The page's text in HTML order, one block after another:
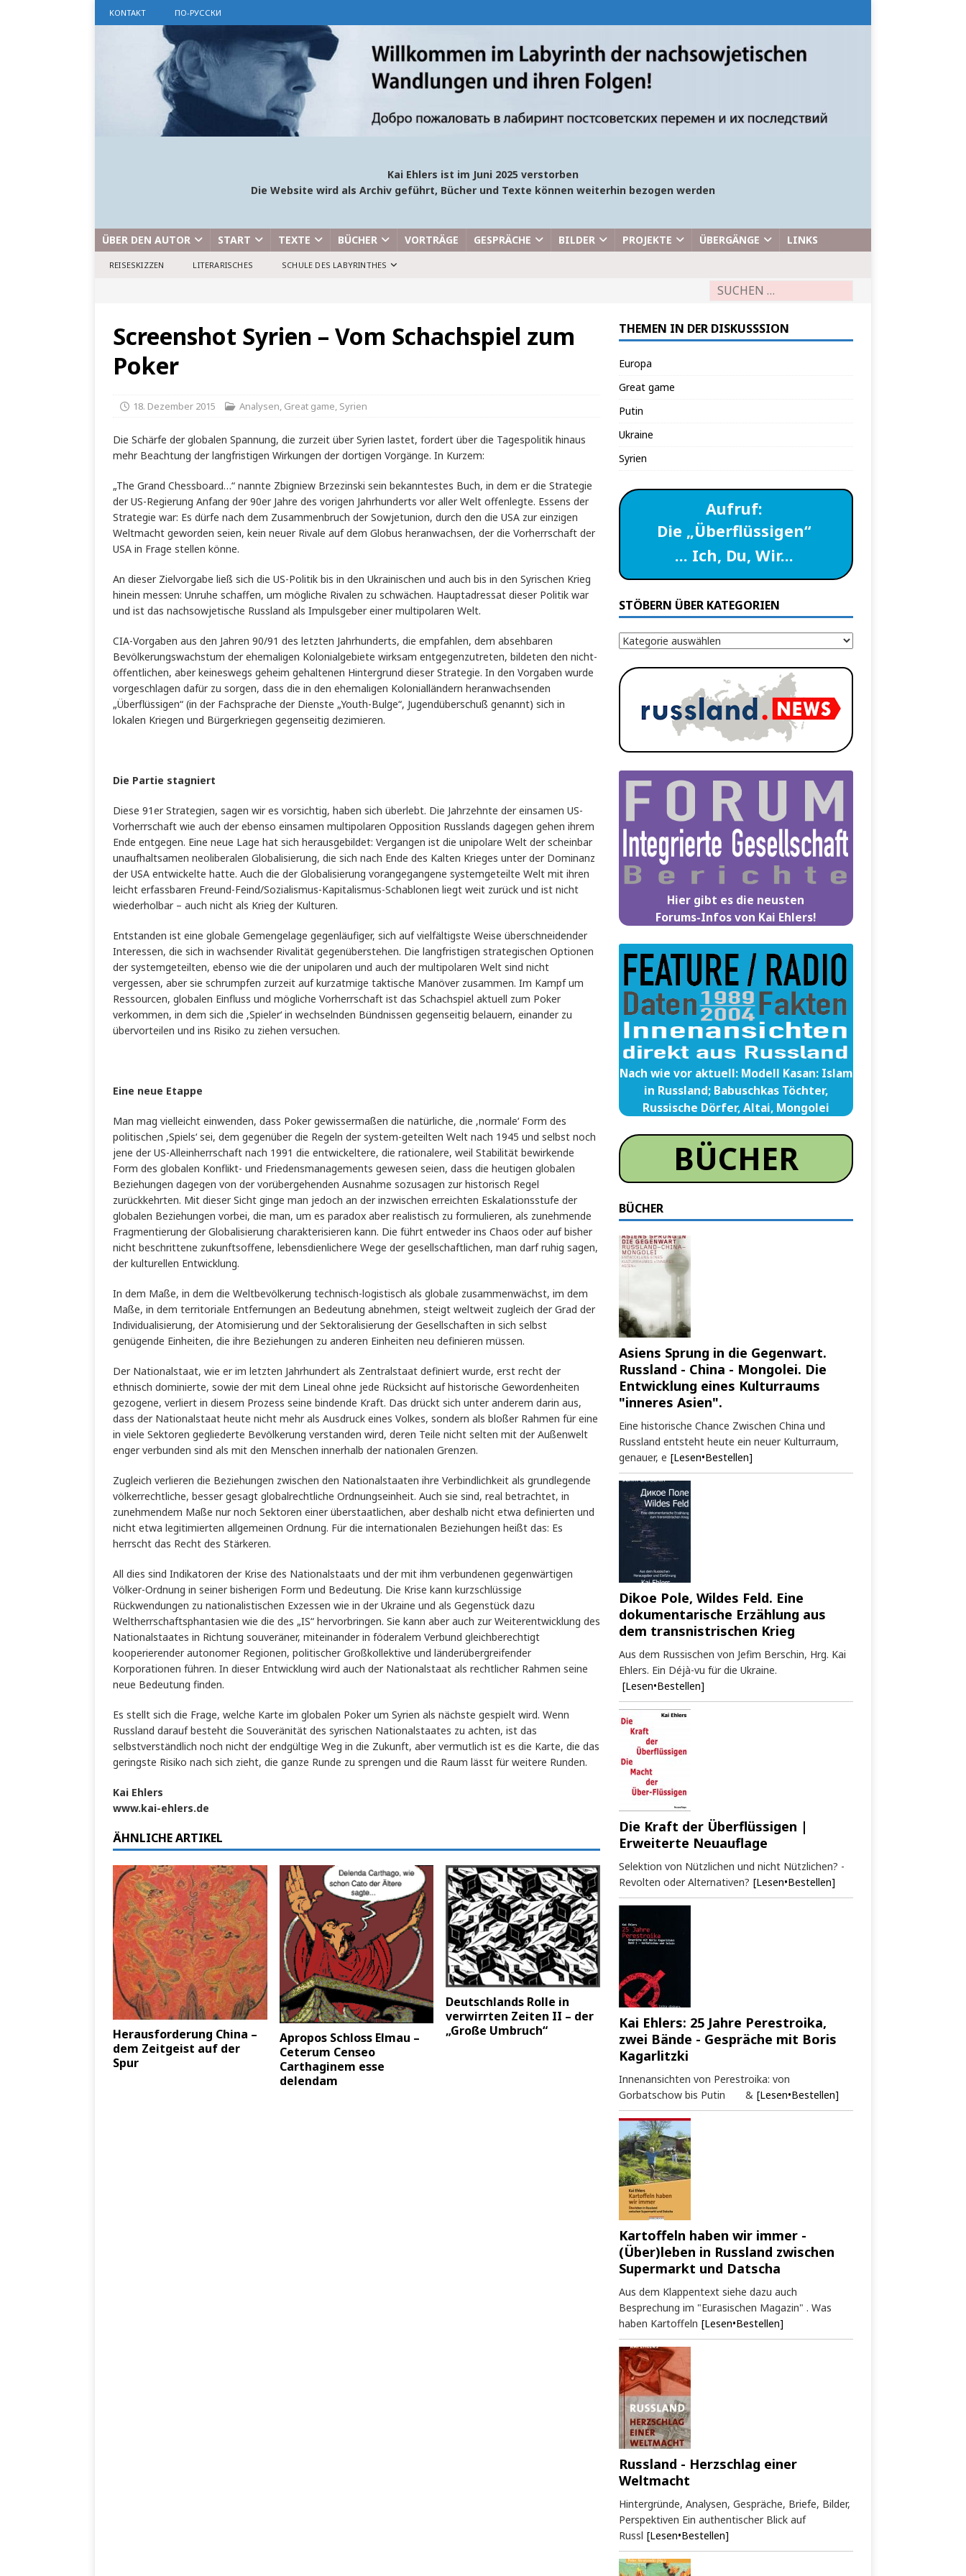
KONTAKT ПО-РУССКИ
Kai Ehlers ist im Juni 2025 verstorben
Die Website wird als Archiv geführt, Bücher und Texte können weiterhin bezogen werden
ÜBER DEN AUTOR START TEXTE BÜCHER VORTRÄGE GESPRÄCHE BILDER PROJEKTE ÜBERGÄNGE LINKS
REISESKIZZEN LITERARISCHES SCHULE DES LABYRINTHES
Screenshot Syrien – Vom Schachspiel zum
Poker
18. Dezember 2015 Analysen, Great game, Syrien
Die Schärfe der globalen Spannung, die zurzeit über Syrien lastet, fordert über die Tagespolitik hinaus
mehr Beachtung der langfristigen Wirkungen der dortigen Vorgänge. In Kurzem:
„The Grand Chessboard…“ nannte Zbigniew Brzezinski sein bekanntestes Buch, in dem er die Strategie
der US-Regierung Anfang der 90er Jahre des vorigen Jahrhunderts vor aller Welt offenlegte. Essens der
Strategie war: Es dürfe nach dem Zusammenbruch der Sowjetunion, durch den die USA zur einzigen
Weltmacht geworden seien, kein neuer Rivale auf dem Globus heranwachsen, der die Vorherrschaft der
USA in Frage stellen könne.
An dieser Zielvorgabe ließ sich die US-Politik bis in den Ukrainischen und auch bis in den Syrischen Krieg
hinein messen: Unruhe schaffen, um mögliche Rivalen zu schwächen. Hauptadressat dieser Politik war
und ist das nachsowjetische Russland als Impulsgeber einer multipolaren Welt.
CIA-Vorgaben aus den Jahren 90/91 des letzten Jahrhunderts, die empfahlen, dem absehbaren
Bevölkerungswachstum der ehemaligen Kolonialgebiete wirksam entgegenzutreten, bildeten den nicht-
öffentlichen, aber keineswegs geheim gehaltenen Hintergrund dieser Strategie. In den Vorgaben wurde
vorgeschlagen dafür zu sorgen, dass die in den ehemaligen Kolonialländern heranwachsenden
„Überflüssigen“ (in der Fachsprache der Dienste „Youth-Bulge“, Jugendüberschuß genannt) sich in
lokalen Kriegen und Bürgerkriegen gegenseitig dezimieren.
Die Partie stagniert
Diese 91er Strategien, sagen wir es vorsichtig, haben sich überlebt. Die Jahrzehnte der einsamen US-
Vorherrschaft wie auch der ebenso einsamen multipolaren Opposition Russlands dagegen gehen ihrem
Ende entgegen. Eine neue Lage hat sich herausgebildet: Vergangen ist die unipolare Welt der scheinbar
unaufhaltsamen neoliberalen Globalisierung, die sich nach Ende des Kalten Krieges unter der Dominanz
der USA entwickelte hatte. Auch die der Globalisierung vorangegangene systemgeteilte Welt mit ihren
leicht erfassbaren Freund-Feind/Sozialismus-Kapitalismus-Schablonen liegt weit zurück und ist nicht
wiederholbar – auch nicht als Krieg der Kulturen.
Entstanden ist eine globale Gemengelage gegenläufiger, sich auf vielfältigste Weise überschneidender
Interessen, die sich in wachsender Rivalität gegenüberstehen. Die langfristigen strategischen Optionen
der systemgeteilten, ebenso wie die der unipolaren und auch der multipolaren Welt sind nicht
vergessen, aber sie schrumpfen zurzeit auf kurzatmige taktische Manöver zusammen. Im Kampf um
Ressourcen, globalen Einfluss und mögliche Vorherrschaft ist das Schachspiel aktuell zum Poker
verkommen, in dem sich die ‚Spieler‘ in wechselnden Bündnissen gegenseitig belauern, einander zu
übervorteilen und ins Risiko zu ziehen versuchen.
Eine neue Etappe
Man mag vielleicht einwenden, dass Poker gewissermaßen die natürliche, die ‚normale‘ Form des
politischen ‚Spiels‘ sei, dem gegenüber die Regeln der system-geteilten Welt nach 1945 und selbst noch
jene der US-Alleinherrschaft nach 1991 die entwickeltere, die rationalere, weil Stabilität bewirkende
Form des globalen Konflikt- und Friedensmanagements gewesen seien, dass die heutigen globalen
Beziehungen dagegen von der vorübergehenden Ausnahme sozusagen zur historisch Regel
zurückkehrten. Mit dieser Sicht ginge man jedoch an der inzwischen erreichten Eskalationsstufe der
globalen Beziehungen vorbei, die man, um es paradox aber realistisch zu formulieren, als zunehmende
Fragmentierung der Globalisierung charakterisieren kann. Die führt entweder ins Chaos oder auf bisher
nicht beschrittene zukunftsoffene, lebensdienlichere Wege der gesellschaftlichen, man darf ruhig sagen,
der kulturellen Entwicklung.
In dem Maße, in dem die Weltbevölkerung technisch-logistisch als globale zusammenwächst, im dem
Maße, in dem territoriale Entfernungen an Bedeutung abnehmen, steigt weltweit zugleich der Grad der
Individualisierung, der Atomisierung und der Sektoralisierung der Gesellschaften in sich selbst
genügende Einheiten, die ihre Beziehungen zu anderen Einheiten neu definieren müssen.
Der Nationalstaat, wie er im letzten Jahrhundert als Zentralstaat definiert wurde, erst recht der
ethnisch dominierte, sowie der mit dem Lineal ohne jede Rücksicht auf historische Gewordenheiten
gezogene, verliert in diesem Prozess seine bindende Kraft. Das drückt sich unter anderem darin aus,
dass der Nationalstaat heute nicht mehr als Ausdruck eines Volkes, sondern als bloßer Rahmen für eine
in viele Sektoren gegliederte Bevölkerung verstanden wird, deren Teile nicht selten mit der Außenwelt
enger verbunden sind als mit den Menschen innerhalb der nationalen Grenzen.
Zugleich verlieren die Beziehungen zwischen den Nationalstaaten ihre Verbindlichkeit als grundlegende
völkerrechtliche, besser gesagt globalrechtliche Ordnungseinheit. Auch sie sind, real betrachtet, in
zunehmendem Maße nur noch Sektoren einer überstaatlichen, aber deshalb nicht etwa definierten und
nicht etwa legitimierten allgemeinen Ordnung. Für die internationalen Beziehungen heißt das: Es
herrscht das Recht des Stärkeren.
All dies sind Indikatoren der Krise des Nationalstaats und der mit ihm verbundenen gegenwärtigen
Völker-Ordnung in seiner bisherigen Form und Bedeutung. Die Krise kann kurzschlüssige
Rückwendungen zu nationalistischen Exzessen wie in der Ukraine und als Gegenstück dazu
Weltherrschaftsphantasien wie die des „IS“ hervorbringen. Sie kann aber auch zur Weiterentwicklung des
Nationalstaates in Richtung souveräner, miteinander in föderalem Verbund gleichberechtigt
kooperierender autonomer Regionen, politischer Großkollektive und länderübergreifender
Korporationen führen. In dieser Entwicklung wird auch der Nationalstaat als rechtlicher Rahmen seine
neue Bedeutung finden.
Es stellt sich die Frage, welche Karte im globalen Poker um Syrien als nächste gespielt wird. Wenn
Russland darauf besteht die Souveränität des syrischen Nationalstaates zu achten, ist das
selbstverständlich noch nicht der endgültige Weg in die Zukunft, aber vermutlich ist es die Karte, die das
geringste Risiko nach sich zieht, die ganze Runde zu sprengen und die Raum lässt für weitere Runden.
Kai Ehlers
www.kai-ehlers.de
ÄHNLICHE ARTIKEL
Herausforderung China –
dem Zeitgeist auf der
Spur
Apropos Schloss Elmau –
Ceterum Censeo
Carthaginem esse
delendam
Deutschlands Rolle in
verwirrten Zeiten II – der
„Große Umbruch“
THEMEN IN DER DISKUSSSION
Europa
Great game
Putin
Ukraine
Syrien
Aufruf:
Die „Überflüssigen“
… Ich, Du, Wir…
STÖBERN ÜBER KATEGORIEN
Hier gibt es die neusten
Forums-Infos von Kai Ehlers!
Nach wie vor aktuell: Modell Kasan: Islam
in Russland; Babuschkas Töchter,
Russische Dörfer, Altai, Mongolei
BÜCHER
BÜCHER
Asiens Sprung in die Gegenwart.
Russland - China - Mongolei. Die
Entwicklung eines Kulturraums
"inneres Asien".
Eine historische Chance Zwischen China und
Russland entsteht heute ein neuer Kulturraum,
genauer, e [Lesen•Bestellen]
Dikoe Pole, Wildes Feld. Eine
dokumentarische Erzählung aus
dem transnistrischen Krieg
Aus dem Russischen von Jefim Berschin, Hrg. Kai
Ehlers. Ein Déjà-vu für die Ukraine.
[Lesen•Bestellen]
Die Kraft der Überflüssigen |
Erweiterte Neuauflage
Selektion von Nützlichen und nicht Nützlichen? -
Revolten oder Alternativen? [Lesen•Bestellen]
Kai Ehlers: 25 Jahre Perestroika,
zwei Bände - Gespräche mit Boris
Kagarlitzki
Innenansichten von Perestroika: von
Gorbatschow bis Putin & [Lesen•Bestellen]
Kartoffeln haben wir immer -
(Über)leben in Russland zwischen
Supermarkt und Datscha
Aus dem Klappentext siehe dazu auch
Besprechung im "Eurasischen Magazin" . Was
haben Kartoffeln [Lesen•Bestellen]
Russland - Herzschlag einer
Weltmacht
Hintergründe, Analysen, Gespräche, Briefe, Bilder,
Perspektiven Ein authentischer Blick auf
Russl [Lesen•Bestellen]